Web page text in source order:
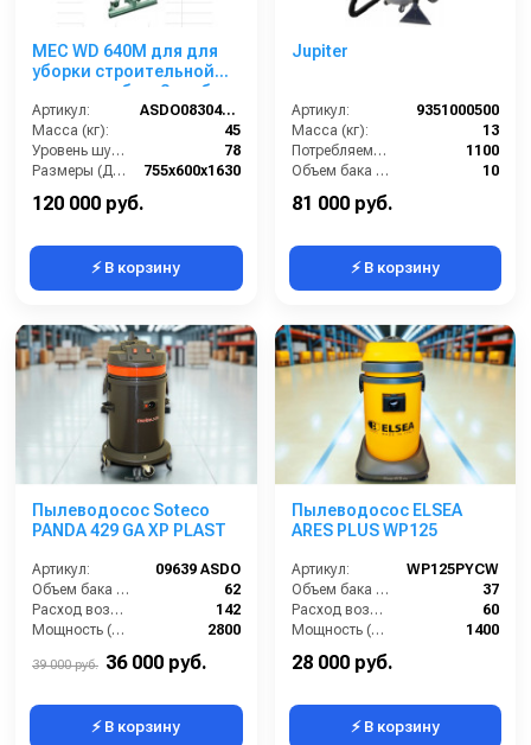
MEC WD 640M для для
уборки строительной
пыли,мет. бак, 3 турб,
3300 Вт, 112 л.гараж.к.
Артикул:
ASDO08304/MEC V640 M
Масса (кг):
45
Уровень шума (дБ):
78
Размеры (ДхШхВ):
755х600х1630
120 000 руб.
⚡ В корзину
Jupiter
Артикул:
9351000500
Масса (кг):
13
Потребляемая мощность (Вт):
1100
Объем бака (л):
10
81 000 руб.
⚡ В корзину
Пылеводосос Soteco
PANDA 429 GA XP PLAST
Артикул:
09639 ASDO
Объем бака (л):
62
Расход воздуха (л/сек):
142
Мощность (Вт):
2800
39 000 руб. 36 000 руб.
⚡ В корзину
Пылеводосос ELSEA
ARES PLUS WP125
Артикул:
WP125PYCW
Объем бака (л):
37
Расход воздуха (л/сек):
60
Мощность (Вт):
1400
Напряжение (В):
28 000 руб.
⚡ В корзину